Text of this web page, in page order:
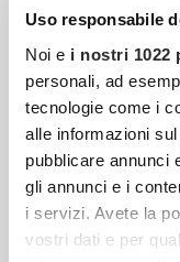
Uso responsabile
Noi e i nostri 1022
personali, ad
tecnologie come i
alle informazioni
pubblicare annunci
gli annunci e i
i servizi. Avete la
vostri dati e per